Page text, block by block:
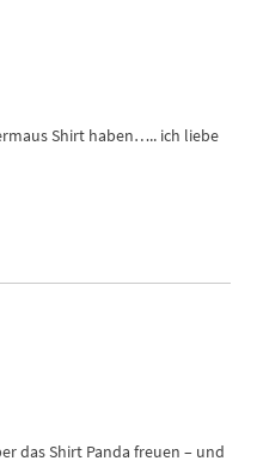
Shirt haben….. ich liebe
das Shirt Panda freuen – und